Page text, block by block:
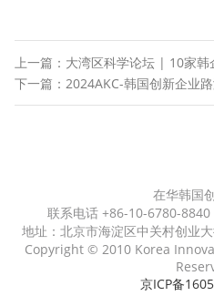
上一篇：大湾区科学论坛 | 10家韩
下一篇：2024AKC-韩国创新企业
在华韩国
联系电话 +86-10-6780-
地址：北京市海淀区中关村创业
Copyright © 2010 Korea
京ICP备